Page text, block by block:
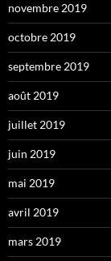
novembre 2019
octobre 2019
septembre 2019
août 2019
juillet 2019
juin 2019
mai 2019
avril 2019
mars 2019